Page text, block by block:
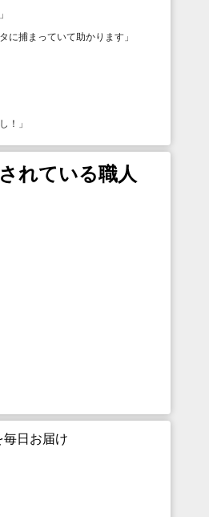
」
に捕まっていて助かります 」
！ 」
れている職人
日お届け